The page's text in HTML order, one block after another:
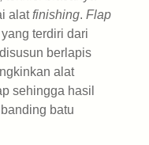
alatfinishing. Flap
yang terdiri dari
berlapis
alat
sehingga hasil
batu